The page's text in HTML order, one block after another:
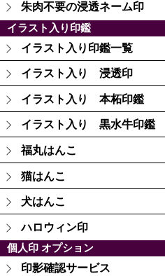
朱肉不要の浸透ネーム印
イラスト入り印鑑
イラスト入り印鑑一覧
イラスト入り 浸透印
イラスト入り 本柘印鑑
イラスト入り 黒水牛印鑑
福丸はんこ
猫はんこ
犬はんこ
ハロウィン印
個人印 オプション
印影確認サービス